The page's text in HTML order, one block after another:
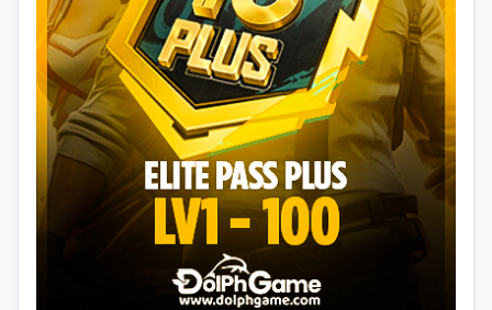
yoxdur.
Hamısına
bax
Səbətiniz
boşdur
Sevdiyiniz
məhsulları
əlavə
edin.